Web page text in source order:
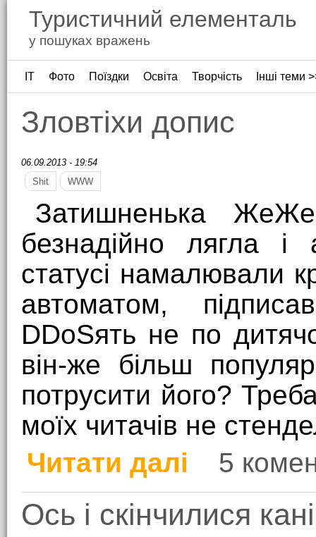
Туристичний елементаль
у пошуках вражень
ІТ Фото Поїздки Освіта Творчість Інші теми
Зловтіхи допис
06.09.2013 - 19:54
Shit
WWW
Затишненька
безнадійно лягла
статусі намалювали
автоматом,
DDoSять не по
він-же більш
потрусити його?
моїх читачів не
Читати далі
про Зловтіхи допис
5
Ось і скінчилися